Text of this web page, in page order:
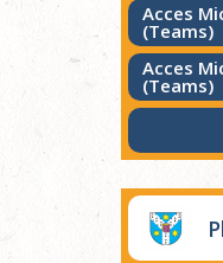
Acces
(Teams)
Acces
(Teams)